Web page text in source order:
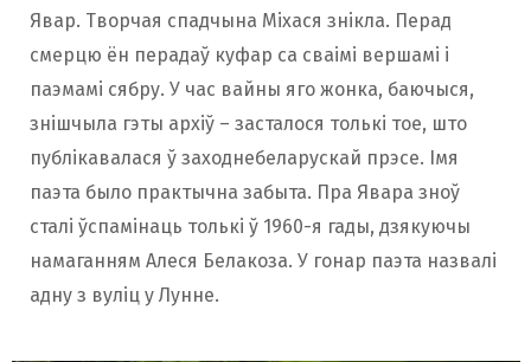
Явар. Творчая спадчына Міхася знікла. Перад
смерцю ён перадаў куфар са сваімі вершамі і
паэмамі сябру. У час вайны яго жонка, баючыся,
знішчыла гэты архіў – засталося толькі тое, што
публікавалася ў заходнебеларускай прэсе. Імя
паэта было практычна забыта. Пра Явара зноў
сталі ўспамінаць толькі ў 1960-я гады, дзякуючы
намаганням Алеся Белакоза. У гонар паэта назвалі
адну з вуліц у Лунне.